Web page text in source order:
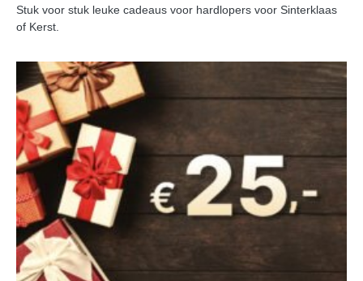
Stuk voor stuk leuke cadeaus voor hardlopers voor Sinterklaas
of Kerst.